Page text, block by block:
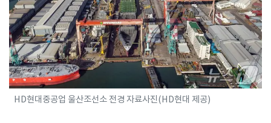
HD현대중공업 울산조선소 전경 자료사진(HD현대 제공)